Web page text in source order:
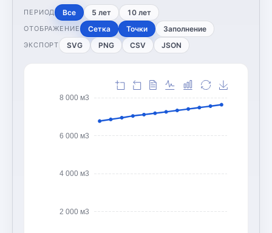
ПЕРИОД Все 5 лет 10 лет
ОТОБРАЖЕНИЕ Сетка Точки Заполнение
ЭКСПОРТ SVG PNG CSV JSON
2 000 м3
4 000 м3
6 000 м3
8 000 м3